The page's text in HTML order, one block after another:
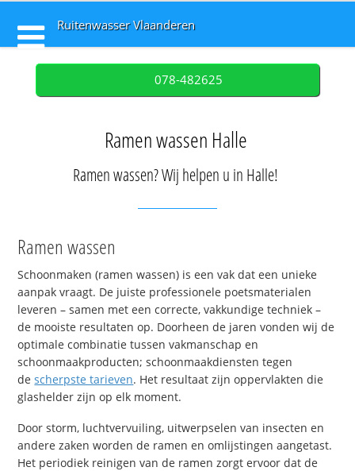
Ruitenwasser Vlaanderen
078-482625
Ramen wassen Halle
Ramen wassen? Wij helpen u in Halle!
Ramen wassen
Schoonmaken (ramen wassen) is een vak dat een unieke
aanpak vraagt. De juiste professionele poetsmaterialen
leveren – samen met een correcte, vakkundige techniek –
de mooiste resultaten op. Doorheen de jaren vonden wij de
optimale combinatie tussen vakmanschap en
schoonmaakproducten; schoonmaakdiensten tegen
descherpste tarieven. Het resultaat zijn oppervlakten die
glashelder zijn op elk moment.
Door storm, luchtvervuiling, uitwerpselen van insecten en
andere zaken worden de ramen en omlijstingen aangetast.
Het periodiek reinigen van de ramen zorgt ervoor dat de